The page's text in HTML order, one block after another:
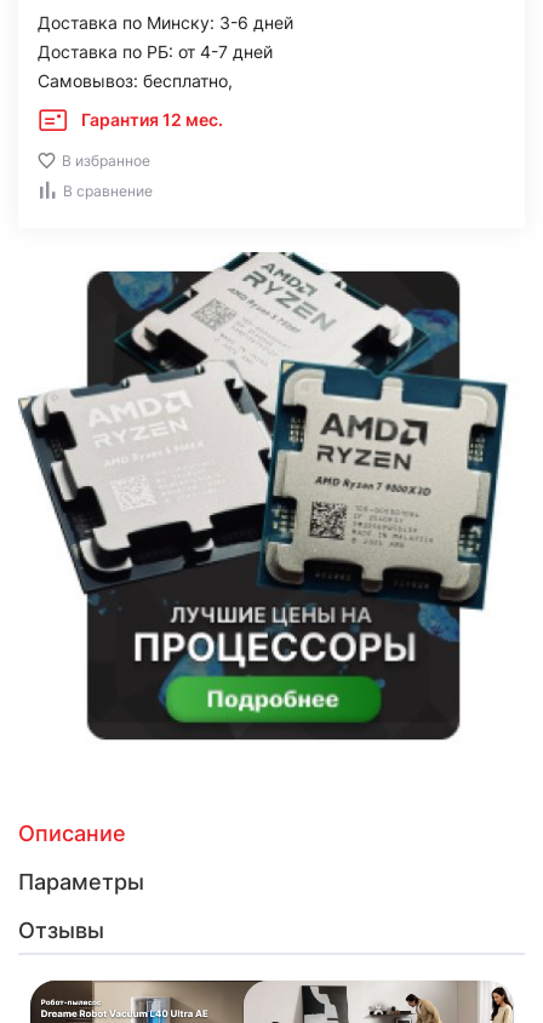
Доставка по Минску: 3-6 дней
Доставка по РБ: от 4-7 дней
Самовывоз: бесплатно,
Гарантия 12 мес.
В избранное
В сравнение
Описание
Параметры
Отзывы